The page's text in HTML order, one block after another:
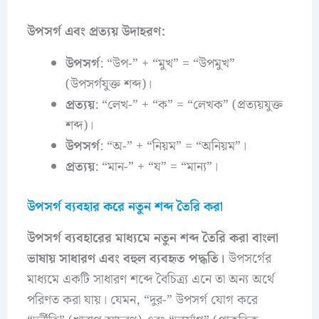
উপসর্গ এবং প্রত্যয় উদাহরণ:
উপসর্গ: “উপ-” + “মুখ” = “উপমুখ”
(উপসর্গযুক্ত শব্দ)।
প্রত্যয়: “লেখ-” + “ক” = “লেখক” (প্রত্যয়যুক্ত
শব্দ)।
উপসর্গ: “অ-” + “নিয়ম” = “অনিয়ম”।
প্রত্যয়: “মান-” + “য” = “মান্য”।
উপসর্গ ব্যবহার করে নতুন শব্দ তৈরি করা
উপসর্গ ব্যবহারের মাধ্যমে নতুন শব্দ তৈরি করা বাংলা
ভাষায় সাধারণ এবং বহুল ব্যবহৃত পদ্ধতি। উপসর্গের
মাধ্যমে একটি সাধারণ শব্দে বৈচিত্র্য এনে তা অন্য অর্থে
পরিণত করা যায়। যেমন, “দুর-” উপসর্গ যোগ করে